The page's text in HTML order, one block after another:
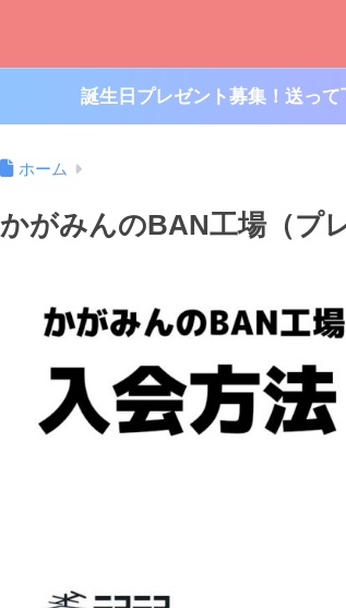
誕生日プレゼント募集！送
ホーム
かがみんのBAN工場（プ